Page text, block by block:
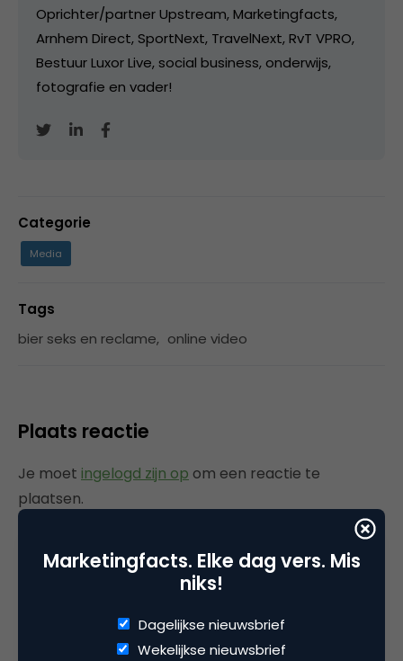
Oprichter/partner Upstream, Marketingfacts,
Arnhem Direct, SportNext, TravelNext, RvT VPRO,
Bestuur Luxor Live, social business, onderwijs,
fotografie en vader!
Categorie
Media
Tags
bier seks en reclame, online video
Plaats reactie
Je moet ingelogd zijn op om een reactie te
plaatsen.
Gerelateerde artikelen
Marketingfacts Zomercheck –
Marketingfacts. Elke dag vers. Mis
niks!
Dagelijkse nieuwsbrief
Wekelijkse nieuwsbrief